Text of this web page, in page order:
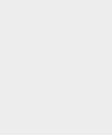
ulaganja te
uslugama i
tehnologija.
regulacije
i
i inovacija
resursa, ubrzani
usluga, zaštita i